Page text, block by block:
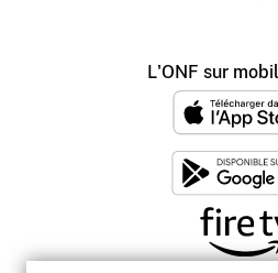
L'ONF sur